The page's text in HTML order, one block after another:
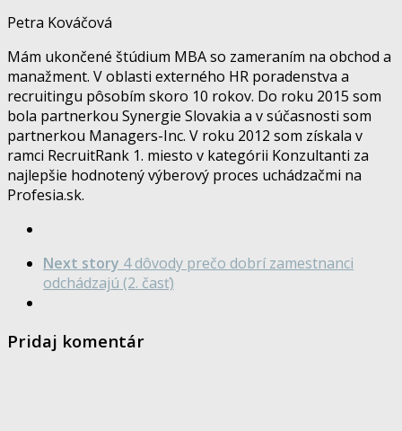
Petra Kováčová
Mám ukončené štúdium MBA so zameraním na obchod a
manažment. V oblasti externého HR poradenstva a
recruitingu pôsobím skoro 10 rokov. Do roku 2015 som
bola partnerkou Synergie Slovakia a v súčasnosti som
partnerkou Managers-Inc. V roku 2012 som získala v
ramci RecruitRank 1. miesto v kategórii Konzultanti za
najlepšie hodnotený výberový proces uchádzačmi na
Profesia.sk.
Next story 4 dôvody prečo dobrí zamestnanci
odchádzajú (2. časť)
Pridaj komentár